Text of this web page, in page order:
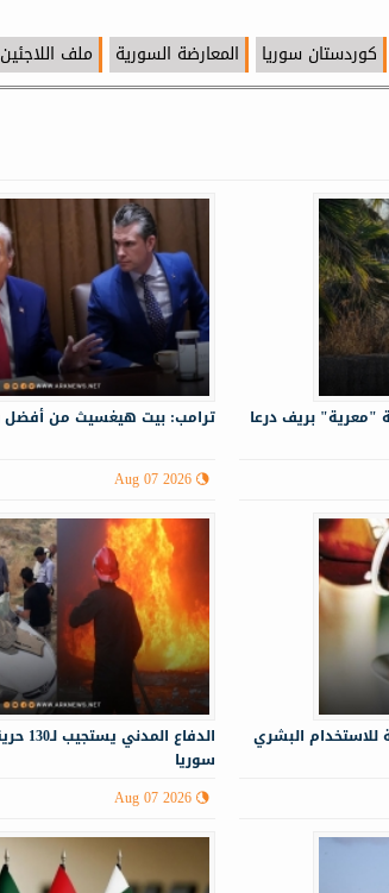
كوردستان سوريا المعارضة السورية ملف
ترامب: بيت هيغسيث من أفضل
Aug 07 2026
"معرية" بريف درعا
سوريا
Aug 07 2026
للاستخدام البشري